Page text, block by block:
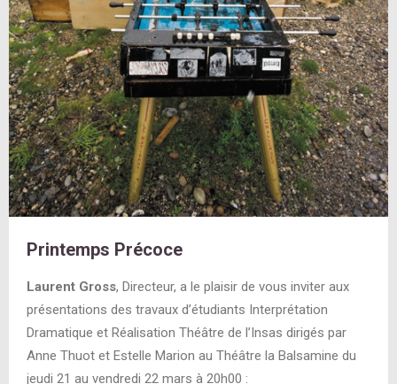
Printemps Précoce
Laurent Gross, Directeur, a le plaisir de vous inviter aux
présentations des travaux d’étudiants Interprétation
Dramatique et Réalisation Théâtre de l’Insas dirigés par
Anne Thuot et Estelle Marion au Théâtre la Balsamine du
jeudi 21 au vendredi 22 mars à 20h00 :